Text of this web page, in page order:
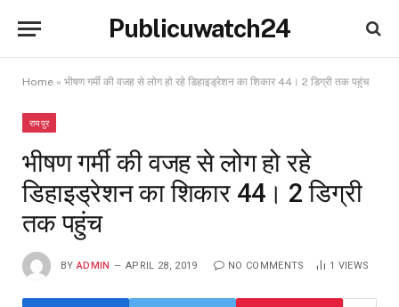
Publicuwatch24
Home » भीषण गर्मी की वजह से लोग हो रहे डिहाइड्रेशन का शिकार 44। 2 डिग्री तक पहुंच
रायपुर
भीषण गर्मी की वजह से लोग हो रहे
डिहाइड्रेशन का शिकार 44। 2 डिग्री
तक पहुंच
BY ADMIN APRIL 28, 2019 NO COMMENTS 1 VIEWS